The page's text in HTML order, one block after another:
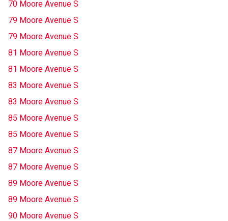
70 Moore Avenue S
79 Moore Avenue S
79 Moore Avenue S
81 Moore Avenue S
81 Moore Avenue S
83 Moore Avenue S
83 Moore Avenue S
85 Moore Avenue S
85 Moore Avenue S
87 Moore Avenue S
87 Moore Avenue S
89 Moore Avenue S
89 Moore Avenue S
90 Moore Avenue S